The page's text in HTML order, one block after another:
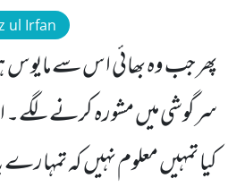
ul Irfan
پھر جب وہ بھائی اس سے
سرگوشی میں مشورہ کرنے لگے۔
کیا تمہیں معلوم نہیں کہ